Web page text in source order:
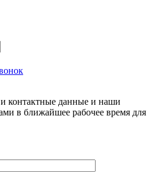
контактные данные и наши
в ближайшее рабочее время для